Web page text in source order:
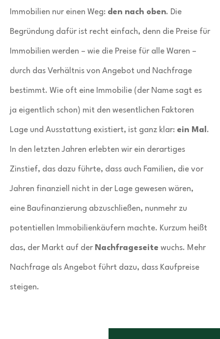
Immobilien nur einen Weg: den nach oben. Die
Begründung dafür ist recht einfach, denn die Preise für
Immobilien werden – wie die Preise für alle Waren –
durch das Verhältnis von Angebot und Nachfrage
bestimmt. Wie oft eine Immobilie (der Name sagt es
ja eigentlich schon) mit den wesentlichen Faktoren
Lage und Ausstattung existiert, ist ganz klar: ein Mal .
In den letzten Jahren erlebten wir ein derartiges
Zinstief, das dazu führte, dass auch Familien, die vor
Jahren finanziell nicht in der Lage gewesen wären,
eine Baufinanzierung abzuschließen, nunmehr zu
potentiellen Immobilienkäufern machte. Kurzum heißt
das, der Markt auf der Nachfrageseite wuchs. Mehr
Nachfrage als Angebot führt dazu, dass Kaufpreise
steigen.